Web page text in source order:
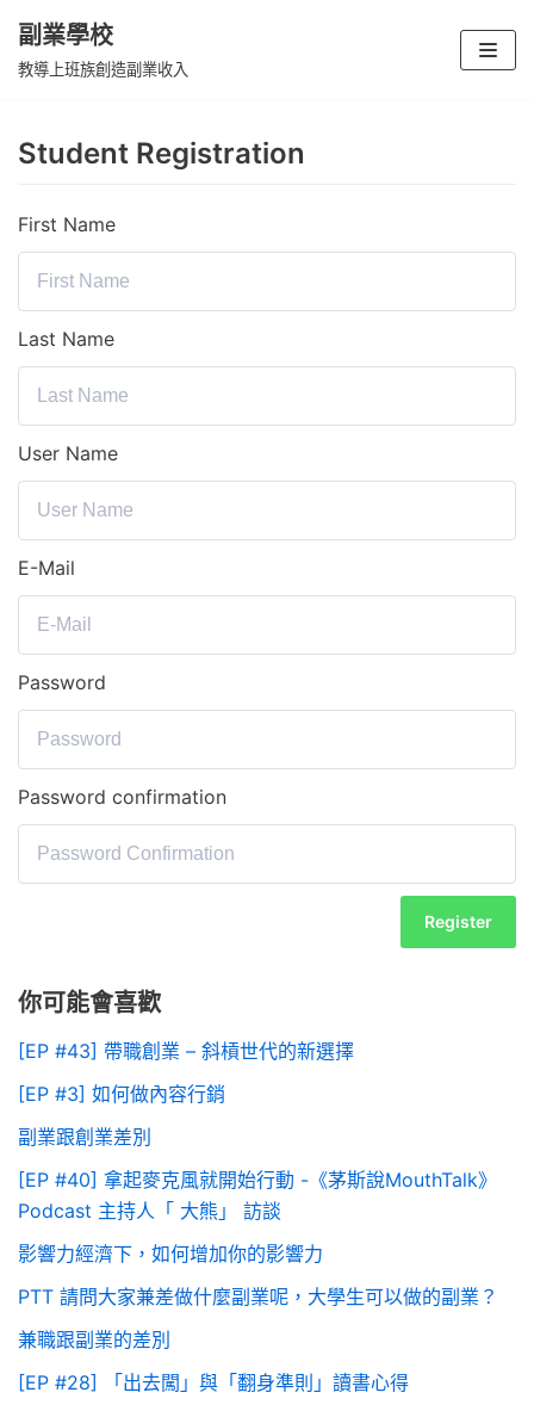
Skip
副業學校
教導上班族創造副業收入
Student Registration
First Name
Last Name
User Name
E-Mail
Password
Password confirmation
Register
你可能會喜歡
[EP #43] 帶職創業 – 斜槓世代的新選擇
[EP #3] 如何做內容行銷
副業跟創業差別
[EP #40] 拿起麥克風就開始行動 -《茅斯說MouthTalk》
Podcast 主持人「 大熊」 訪談
影響力經濟下，如何增加你的影響力
PTT 請問大家兼差做什麼副業呢，大學生可以做的副業？
兼職跟副業的差別
[EP #28] 「出去闖」與「翻身準則」讀書心得